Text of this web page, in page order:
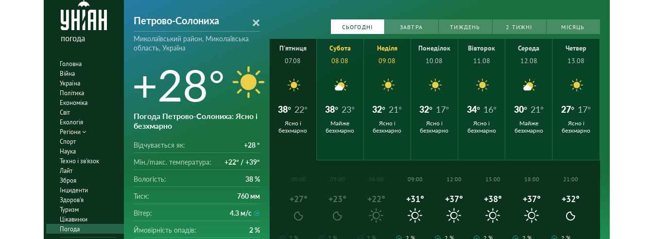
погода
Головна
Війна
Україна
Політика
Економіка
Світ
Екологія
Регіони
Спорт
Наука
Техно і зв'язок
Лайт
Зброя
Інциденти
Здоров'я
Туризм
Цікавинки
Погода
Петрово-Солониха
Миколаївський район, Миколаївська
область, Україна
+28°
Погода Петрово-Солониха: Ясно і
безхмарно
Відчувається як: +28 °
Мін./mакс. температура: +22° / +39°
Вологість: 38 %
Тиск: 760 мм
Вітер: 4.3 м/с
Ймовірність опадів: 2 %
СЬОГОДНІ ЗАВТРА ТИЖДЕНЬ 2 ТИЖНІ МІСЯЦЬ
П'ятниця
07.08
38° 22°
Ясно і
безхмарно
Субота
08.08
38° 23°
Майже
безхмарно
Неділя
09.08
32° 21°
Ясно і
безхмарно
Понеділок
10.08
32° 17°
Ясно і
безхмарно
Вівторок
11.08
34° 16°
Ясно і
безхмарно
Середа
12.08
30° 21°
Майже
безхмарно
Четвер
13.08
27° 17°
Ясно і
безхмарно
00:00
+27°
03:00
+23°
06:00
+22°
09:00
+31°
12:00
+37°
15:00
+38°
18:00
+37°
21:00
+32°